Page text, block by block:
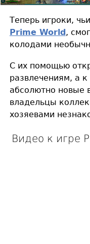
Теперь игроки,
Prime World,
колодами
С их помощью
развлечениям, а
абсолютно новые
владельцы
хозяевами
Видео к игре